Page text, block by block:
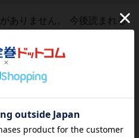
ありません。 今後読まれる
を書く